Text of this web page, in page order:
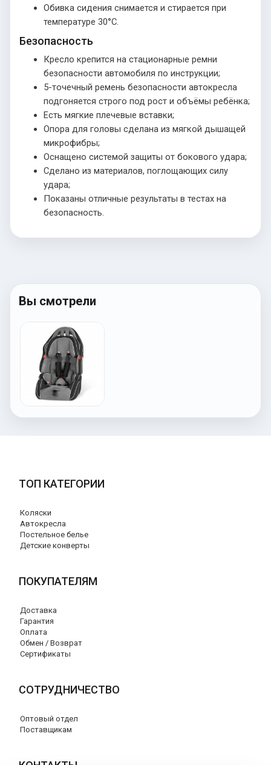
Обивка сидения снимается и стирается при
температуре 30°С.
Безопасность
Кресло крепится на стационарные ремни
безопасности автомобиля по инструкции;
5-точечный ремень безопасности автокресла
подгоняется строго под рост и объёмы ребёнка;
Есть мягкие плечевые вставки;
Опора для головы сделана из мягкой дышащей
микрофибры;
Оснащено системой защиты от бокового удара;
Сделано из материалов, поглощающих силу
удара;
Показаны отличные результаты в тестах на
безопасность.
Вы смотрели
ТОП КАТЕГОРИИ
Коляски
Автокресла
Постельное белье
Детские конверты
ПОКУПАТЕЛЯМ
Доставка
Гарантия
Оплата
Обмен / Возврат
Сертификаты
СОТРУДНИЧЕСТВО
Оптовый отдел
Поставщикам